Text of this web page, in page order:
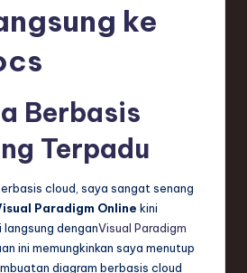
ke
Berbasis
Terpadu
cloud, saya sangat senang
Paradigm Online kini
denganVisual Paradigm
ini memungkinkan saya menutup
diagram berbasis cloud